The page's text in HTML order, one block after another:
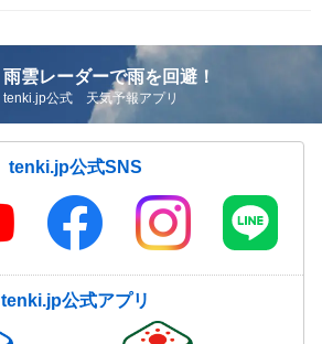
雨雲レーダーで雨を回避！
tenki.jp公式 天気予報アプリ
tenki.jp公式SNS
tenki.jp公式アプリ